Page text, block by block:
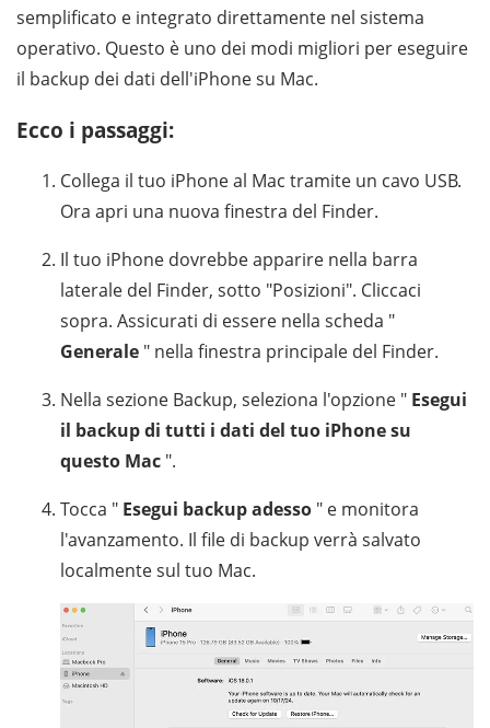
semplificato e integrato direttamente nel sistema
operativo. Questo è uno dei modi migliori per eseguire
il backup dei dati dell'iPhone su Mac.
Ecco i passaggi:
Collega il tuo iPhone al Mac tramite un cavo USB.
Ora apri una nuova finestra del Finder.
Il tuo iPhone dovrebbe apparire nella barra
laterale del Finder, sotto "Posizioni". Cliccaci
sopra. Assicurati di essere nella scheda "
Generale " nella finestra principale del Finder.
Nella sezione Backup, seleziona l'opzione " Esegui
il backup di tutti i dati del tuo iPhone su
questo Mac ".
Tocca " Esegui backup adesso " e monitora
l'avanzamento. Il file di backup verrà salvato
localmente sul tuo Mac.